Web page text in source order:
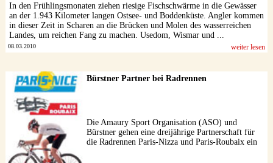
In den Frühlingsmonaten ziehen riesige Fischschwärme in die Gewässer
an der 1.943 Kilometer langen Ostsee- und Boddenküste. Angler kommen
in dieser Zeit in Scharen an die Brücken und Molen des wasserreichen
Landes, um reichen Fang zu machen. Usedom, Wismar und ...
08.03.2010 weiter lesen
Bürstner Partner bei Radrennen
Die Amaury Sport Organisation (ASO) und
Bürstner gehen eine dreijährige Partnerschaft für
die Radrennen Paris-Nizza und Paris-Roubaix ein